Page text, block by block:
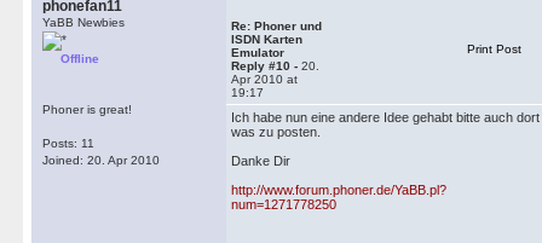
phonefan11
YaBB Newbies
Offline
Phoner is great!
Posts: 11
Joined: 20. Apr 2010
Re: Phoner und
ISDN Karten
Emulator
Reply #10 - 20.
Apr 2010 at
19:17
Print Post
Ich habe nun eine andere Idee gehabt bitte auch dort
was zu posten.
Danke Dir
http://www.forum.phoner.de/YaBB.pl?
num=1271778250